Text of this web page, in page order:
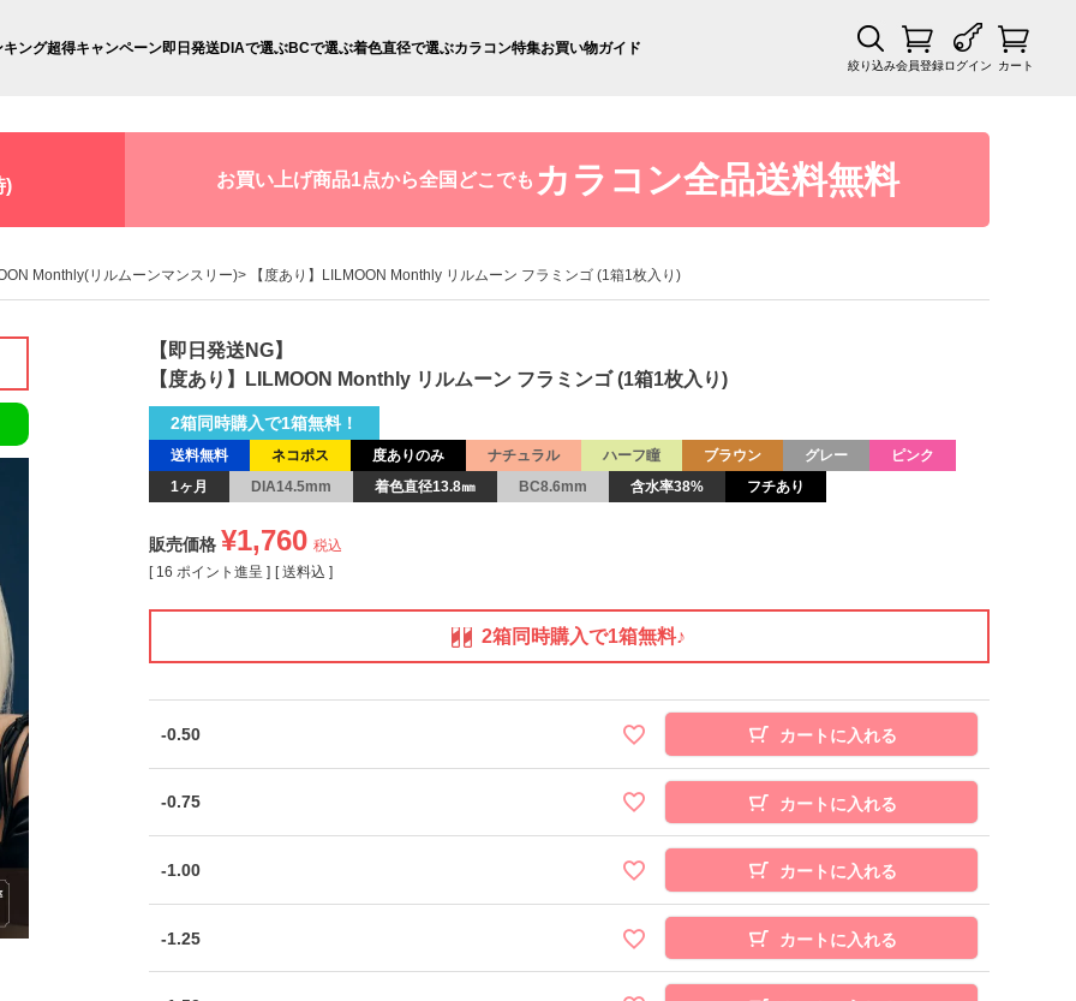
ング超得キャンペーン即日発送DIAで選ぶBCで選ぶ着色直径で選ぶカラコン特集お買い物ガイド
絞り込み会員登録ログイン カート
) お買い上げ商品1点から全国どこでも カラコン全品送料無料
Monthly(リルムーンマンスリー) 【度あり】LILMOON Monthly リルムーン フラミンゴ (1箱1枚入り)
【即日発送NG】
【度あり】LILMOON Monthly リルムーン フラミンゴ (1箱1枚入り)
送料無料 ネコポス 度ありのみ ナチュラル ハーフ瞳 ブラウン グレー
ピンク
1ヶ月
DIA14.5mm 着色直径13.8㎜ BC8.6mm 含水率38% フチあり
2箱同時購入で1箱無料！
販売価格 ¥1,760 税込
[ 16 ポイント進呈 ] 送料込
2箱同時購入で1箱無料♪
-0.50 カートに入れる
-0.75 カートに入れる
-1.00 カートに入れる
-1.25 カートに入れる